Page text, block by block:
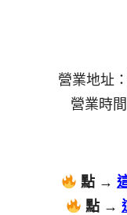
營業地址
營業時
點 →
點 →